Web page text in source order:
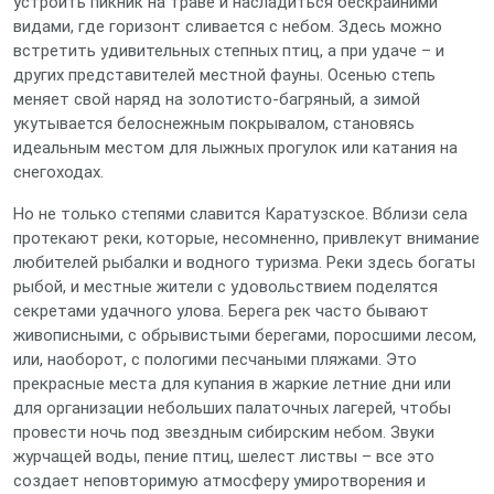
видами, где горизонт сливается с небом. Здесь можно
встретить удивительных степных птиц, а при удаче – и
других представителей местной фауны. Осенью степь
меняет свой наряд на золотисто-багряный, а зимой
укутывается белоснежным покрывалом, становясь
идеальным местом для лыжных прогулок или катания на
снегоходах.
Но не только степями славится Каратузское. Вблизи села
протекают реки, которые, несомненно, привлекут внимание
любителей рыбалки и водного туризма. Реки здесь богаты
рыбой, и местные жители с удовольствием поделятся
секретами удачного улова. Берега рек часто бывают
живописными, с обрывистыми берегами, поросшими лесом,
или, наоборот, с пологими песчаными пляжами. Это
прекрасные места для купания в жаркие летние дни или
для организации небольших палаточных лагерей, чтобы
провести ночь под звездным сибирским небом. Звуки
журчащей воды, пение птиц, шелест листвы – все это
создает неповторимую атмосферу умиротворения и